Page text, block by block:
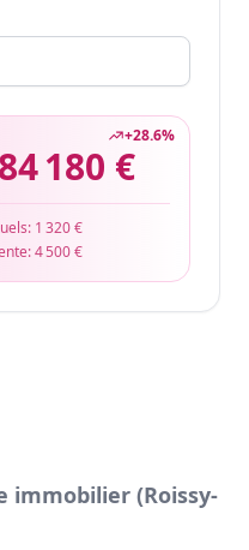
+28.6%
84 180 €
1 320 €
4 500 €
immobilier (Roissy-